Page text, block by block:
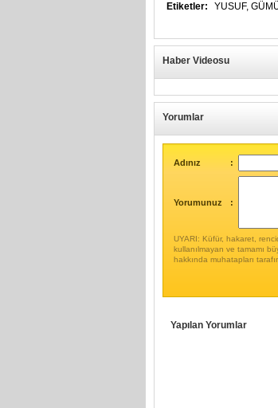
Etiketler: YUSUF,
Haber Videosu
Yorumlar
Adınız :
Yorumunuz :
UYARI: Küfür, hakaret,
kullanılmayan ve tamamı
hakkında muhatapları
Yapılan Yorumlar